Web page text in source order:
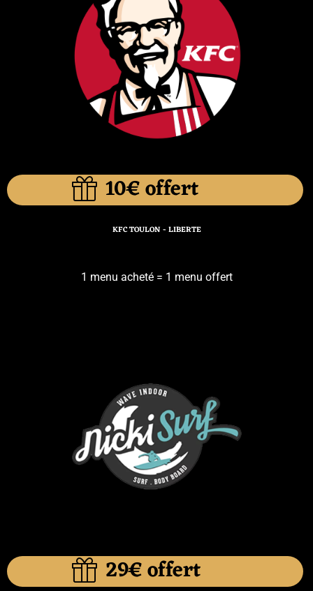
10€ offert
KFC TOULON - LIBERTE
1 menu acheté = 1 menu offert
29€ offert